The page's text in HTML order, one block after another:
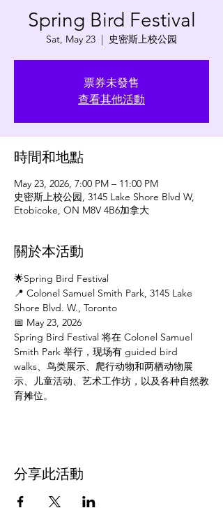
Spring Bird Festival
Sat, May 23
  |
史密斯上校公园
票券未發售
查看其他活動
時間和地點
May 23, 2026, 7:00 PM – 11:00 PM
史密斯上校公园, 3145 Lake Shore Blvd W,
Etobicoke, ON M8V 4B6加拿大
關於本活動
🌟Spring Bird Festival
📍 Colonel Samuel Smith Park, 3145 Lake
Shore Blvd. W., Toronto
📅 May 23, 2026
Spring Bird Festival 将在 Colonel Samuel
Smith Park 举行，现场有 guided bird
walks、鸟类展示、爬行动物和两栖动物展
示、儿童活动、艺术工作坊，以及各种自然教
育摊位。
分享此活動